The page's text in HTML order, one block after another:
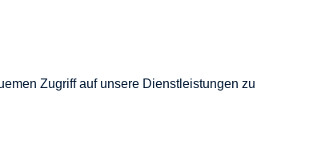
Zugriff auf unsere Dienstleistungen zu